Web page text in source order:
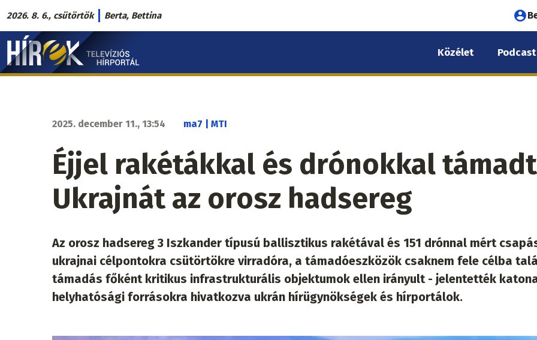
Ugrás
a
tartalomra
2026. 8. 6., csütörtök Berta, Bettina
Hírek.sk
fő
Közélet Podcast
2025. december 11., 13:54 ma7 | MTI
Éjjel rakétákkal és drónokkal
Ukrajnát az orosz hadsereg
Az orosz hadsereg 3 Iszkander típusú ballisztikus rakétával és 151 drónnal mért
ukrajnai célpontokra csütörtökre virradóra, a támadóeszközök csaknem fele célba
támadás főként kritikus infrastrukturális objektumok ellen irányult - jelentették
helyhatósági forrásokra hivatkozva ukrán hírügynökségek és hírportálok.